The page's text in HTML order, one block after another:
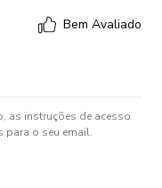
Bem Avaliado
as instruções de acesso
para o seu email.